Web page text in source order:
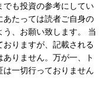
でも投資の参考にしてい
あたっては読者ご自身の
、お願い致します。 当
りますが、記載される
りません。万が一、ト
一切行っておりません